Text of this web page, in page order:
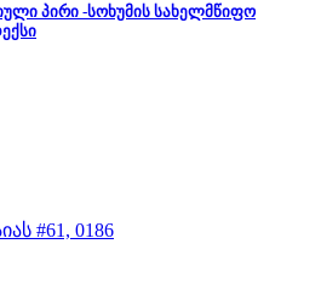
პირი -სოხუმის სახელმწიფო
#61, 0186